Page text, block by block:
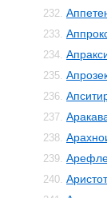
232.
233.
234.
235.
236.
237.
238.
239.
240.